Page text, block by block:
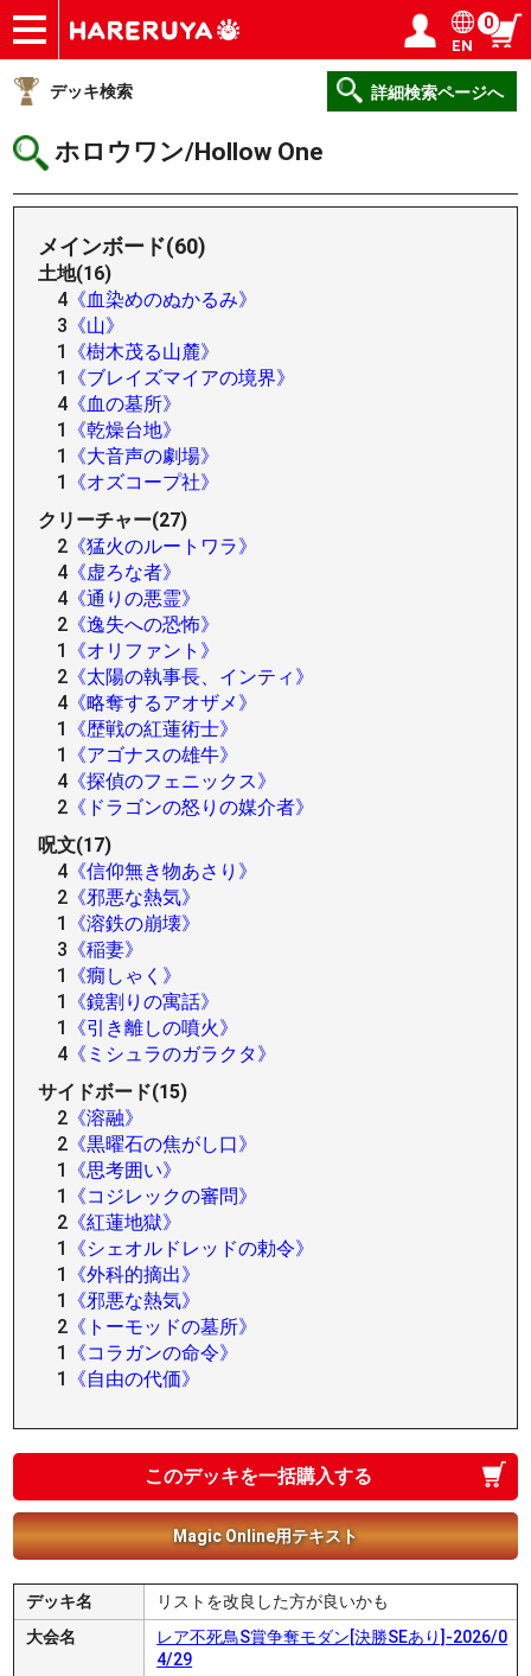
ショップ
買取
記事
デッキ検索
デッキ構築
選手一覧
店舗一覧
イベント
ヘルプ
お問い合わせ ログイン／会員登録
EN
0
デッキ検索 詳細検索ページへ
ホロウワン/Hollow One
メインボード(60)
土地(16)
4 《血染めのぬかるみ》
3 《山》
1
《樹木茂る山麓》
1
《ブレイズマイアの境界》
4 《血の墓所》
1
《乾燥台地》
1
《大音声の劇場》
1
《オズコープ社》
クリーチャー(27)
2 《猛火のルートワラ》
4 《虚ろな者》
4 《通りの悪霊》
2 《逸失への恐怖》
1
《オリファント》
2 《太陽の執事長、インティ》
4 《略奪するアオザメ》
1
《歴戦の紅蓮術士》
1
《アゴナスの雄牛》
4 《探偵のフェニックス》
2 《ドラゴンの怒りの媒介者》
呪文(17)
4 《信仰無き物あさり》
2 《邪悪な熱気》
1
《溶鉄の崩壊》
3 《稲妻》
1
《癇しゃく》
1
《鏡割りの寓話》
1
《引き離しの噴火》
4 《ミシュラのガラクタ》
サイドボード(15)
2 《溶融》
2 《黒曜石の焦がし口》
1
《思考囲い》
1
《コジレックの審問》
2 《紅蓮地獄》
1
《シェオルドレッドの勅令》
1
《外科的摘出》
1
《邪悪な熱気》
2 《トーモッドの墓所》
1
《コラガンの命令》
1
《自由の代価》
このデッキを一括購入する
Magic Online用テキスト
デッキ名
リストを改良した方が良いかも
大会名
レア不死鳥S賞争奪モダン[決勝SEあり]-2026/0
4/29